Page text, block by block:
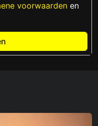
voorwaarden en